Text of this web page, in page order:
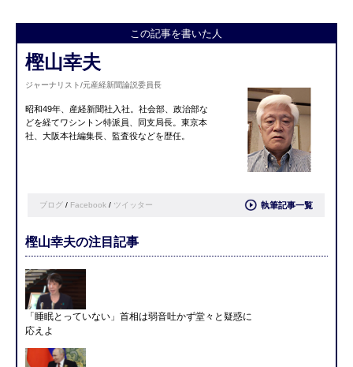
この記事を書いた人
樫山幸夫
ジャーナリスト/元産経新聞論説委員長
昭和49年、産経新聞社入社。社会部、政治部な
どを経てワシントン特派員、同支局長。東京本
社、大阪本社編集長、監査役などを歴任。
ブログ / Facebook / ツイッター 執筆記事一覧
樫山幸夫の注目記事
「睡眠とっていない」首相は弱音吐かず堂々と疑惑に
応えよ